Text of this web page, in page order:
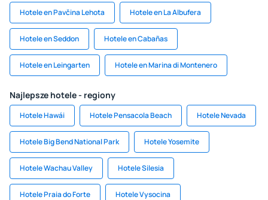
Hotele en Pavčina Lehota Hotele en La Albufera
Hotele en Seddon Hotele en Cabañas
Hotele en Leingarten Hotele en Marina di Montenero
Najlepsze hotele - regiony
Hotele Hawái Hotele Pensacola Beach Hotele Nevada
Hotele Big Bend National Park Hotele Yosemite
Hotele Wachau Valley Hotele Silesia
Hotele Praia do Forte Hotele Vysocina